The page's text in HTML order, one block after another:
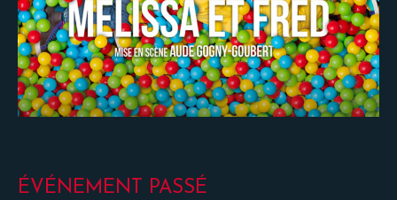
ÉVÉNEMENT PASSÉ